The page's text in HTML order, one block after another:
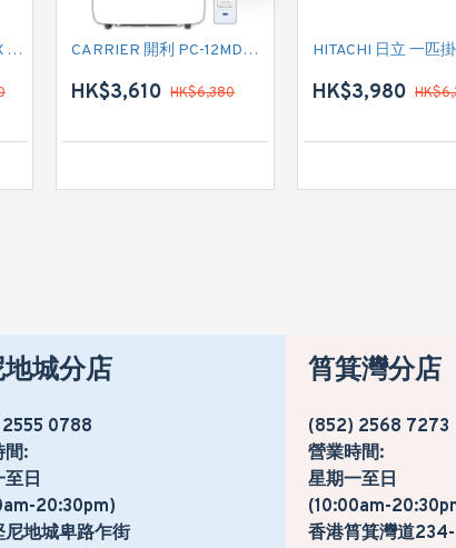
CARRIER 開利 CHK21UX 二匹半 變頻淨冷窗口式冷氣機 (附遙控) CARRIER 開利 PC-12MDK 匹半 移動式冷氣機 (附遙控)
HK$3,610 HK$6,380 HK$2,880
HK$3,980
城分店
0788
間:
日
20:30pm)
尼地城卑路乍街
筲箕灣分店
(852) 2568 7273
營業時間:
星期一至日
(10:00am-
香港筲箕灣道